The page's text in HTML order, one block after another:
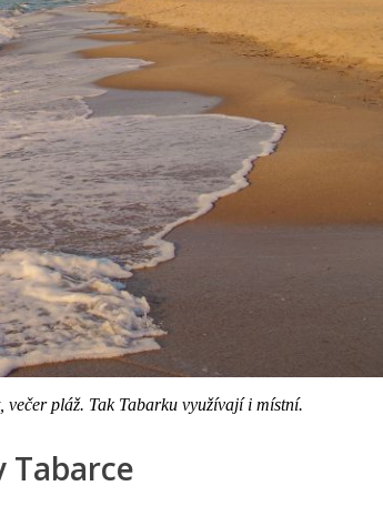
pláž. Tak Tabarku využívají i místní.
Tabarce